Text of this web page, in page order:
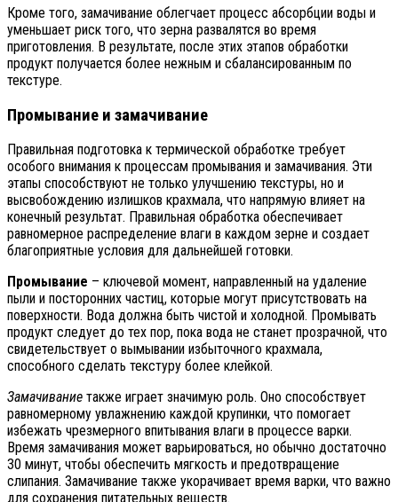
Кроме того, замачивание облегчает процесс абсорбции воды и
уменьшает риск того, что зерна развалятся во время
приготовления. В результате, после этих этапов обработки
продукт получается более нежным и сбалансированным по
текстуре.
Промывание и замачивание
Правильная подготовка к термической обработке требует
особого внимания к процессам промывания и замачивания. Эти
этапы способствуют не только улучшению текстуры, но и
высвобождению излишков крахмала, что напрямую влияет на
конечный результат. Правильная обработка обеспечивает
равномерное распределение влаги в каждом зерне и создает
благоприятные условия для дальнейшей готовки.
Промывание – ключевой момент, направленный на удаление
пыли и посторонних частиц, которые могут присутствовать на
поверхности. Вода должна быть чистой и холодной. Промывать
продукт следует до тех пор, пока вода не станет прозрачной, что
свидетельствует о вымывании избыточного крахмала,
способного сделать текстуру более клейкой.
Замачивание также играет значимую роль. Оно способствует
равномерному увлажнению каждой крупинки, что помогает
избежать чрезмерного впитывания влаги в процессе варки.
Время замачивания может варьироваться, но обычно достаточно
30 минут, чтобы обеспечить мягкость и предотвращение
слипания. Замачивание также укорачивает время варки, что важно
для сохранения питательных веществ.